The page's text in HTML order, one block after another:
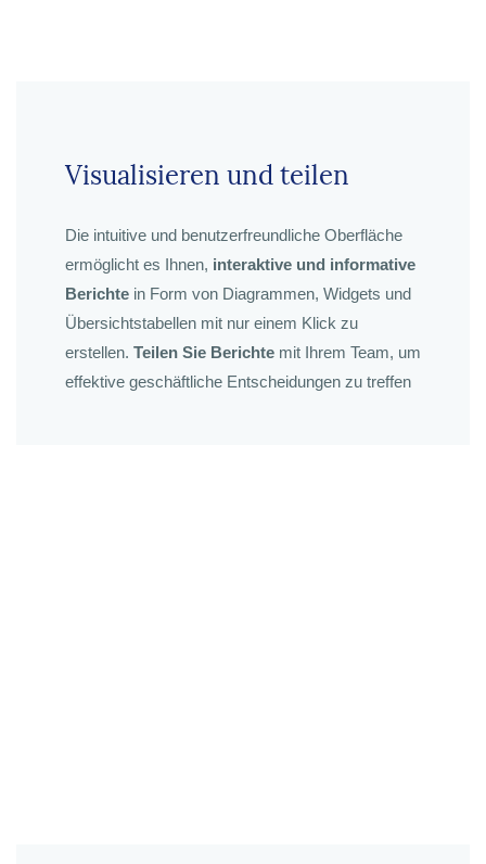
Visualisieren und teilen
Die intuitive und benutzerfreundliche Oberfläche
ermöglicht es Ihnen, interaktive und informative
Berichte in Form von Diagrammen, Widgets und
Übersichtstabellen mit nur einem Klick zu
erstellen. Teilen Sie Berichte mit Ihrem Team, um
effektive geschäftliche Entscheidungen zu treffen